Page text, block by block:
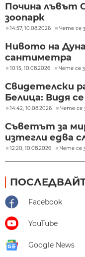
Почина лъвът
зоопарк
14:57, 10.08.2026 Чете се
Нивото на
сантиметра
10:15, 10.08.2026 Чете се
Свидетелски
Белица: Видя
14:42, 10.08.2026 Чете се
Съветът за
изтегли едва
12:20, 10.08.2026 Чете се
Facebook
YouTube
Google News